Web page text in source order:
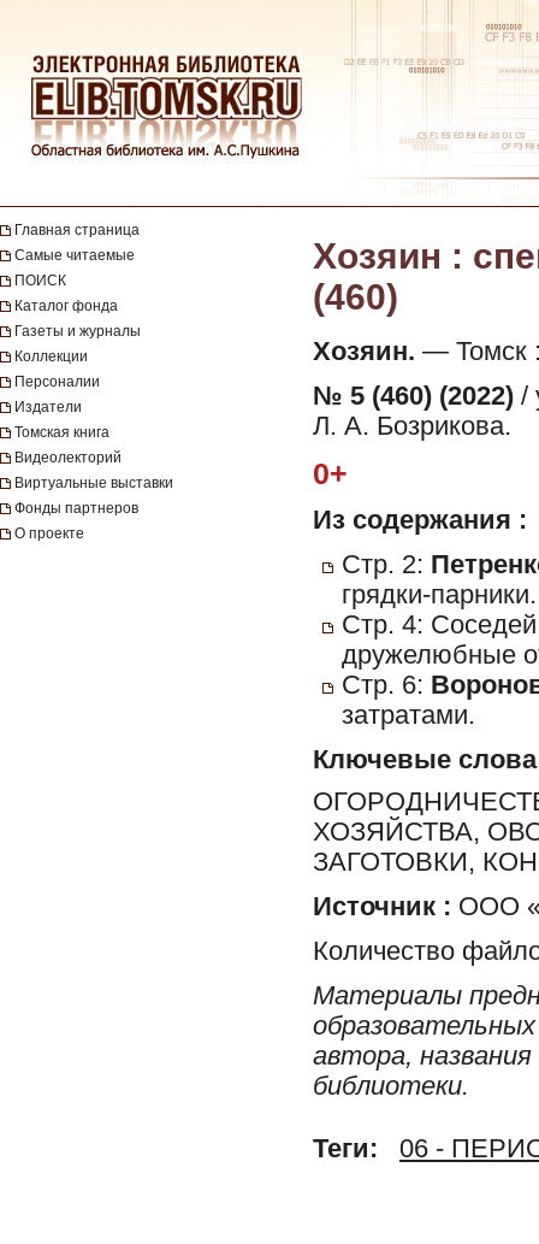
Главная страница
Самые читаемые
ПОИСК
Каталог фонда
Газеты и журналы
Коллекции
Персоналии
Издатели
Томская книга
Видеолекторий
Виртуальные выставки
Фонды партнеров
О проекте
Хозяин :
(460)
Хозяин. — Томск
№ 5 (460) (2022) /
Л. А. Бозрикова.
0+
Из содержания :
Стр. 2:
грядки-парники.
Стр. 4:
дружелюбные
Стр. 6:
затратами.
Ключевые слова
ХОЗЯЙСТВА,
ЗАГОТОВКИ,
Источник : ООО
Количество
Материалы
автора,
библиотеки.
Теги: 06 -